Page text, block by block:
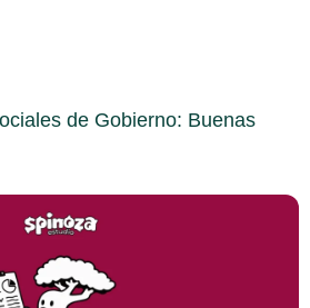
de Gobierno: Buenas